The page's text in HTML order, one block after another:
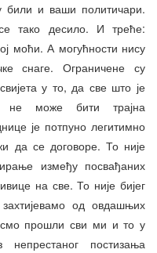
били и ваши политичари.
тако десило. И треће:
моћи. А могућности нису
снаге. Ограничене су
у то, да све што је
не може бити трајна
је потпуно легитимно
да се договоре. То није
између посвађаних
на све. То није бијег
од овдашњих
смо прошли сви ми и то у
постизања